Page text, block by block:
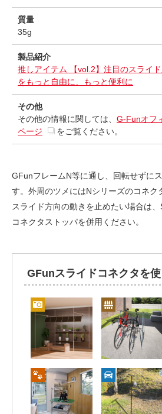
質量
35g
製品紹介
推しアイテム 【vol.2】注目のスライ
をもっと自由に、もっと便利に
その他
その他の情報に関しては、 G-Funオフ
ページ
をご覧ください。
GFunフレームN等に通し、回転せずに
す。外周のツメにはNシリーズのコネク
スライド方向の動きを止めたい場合は
コネクタストッパを併用ください。
GFunスライドコネクタを